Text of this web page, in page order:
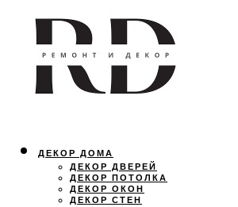
ДЕКОР ДОМА
ДЕКОР ДВЕРЕЙ
ДЕКОР ПОТОЛКА
ДЕКОР ОКОН
ДЕКОР СТЕН